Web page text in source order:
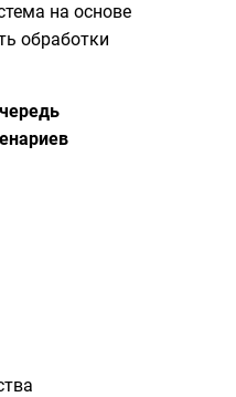
на основе
обработки